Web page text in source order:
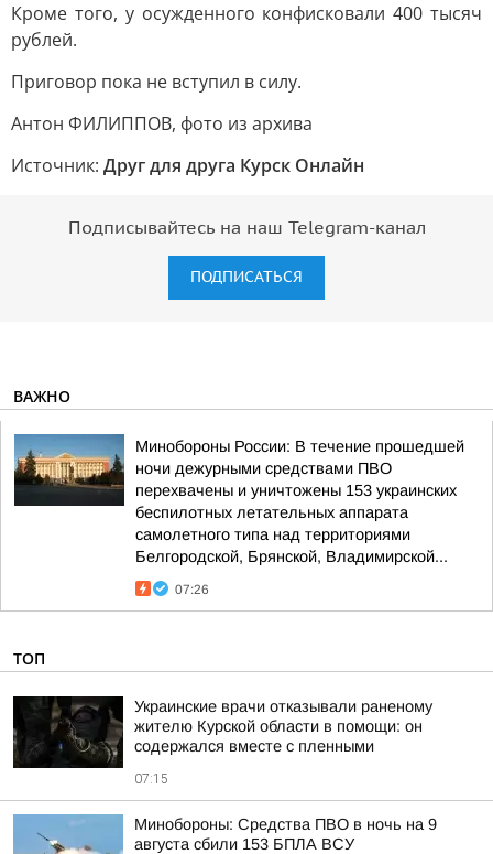
Кроме того, у осужденного конфисковали 400 тысяч
рублей.
Приговор пока не вступил в силу.
Антон ФИЛИППОВ, фото из архива
Источник: Друг для друга Курск Онлайн
Подписывайтесь на наш Telegram-канал
ПОДПИСАТЬСЯ
ВАЖНО
Минобороны России: В течение прошедшей
ночи дежурными средствами ПВО
перехвачены и уничтожены 153 украинских
беспилотных летательных аппарата
самолетного типа над территориями
Белгородской, Брянской, Владимирской...
07:26
ТОП
Украинские врачи отказывали раненому
жителю Курской области в помощи: он
содержался вместе с пленными
07:15
Минобороны: Средства ПВО в ночь на 9
августа сбили 153 БПЛА ВСУ